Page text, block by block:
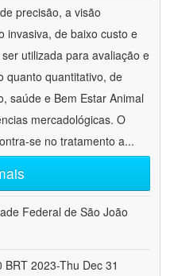
precisão, a visão
invasiva, de baixo custo e
utilizada para avaliação e
quanto quantitativo, de
saúde e Bem Estar Animal
mercadológicas. O
se no tratamento a...
Federal de São João
2023-Thu Dec 31